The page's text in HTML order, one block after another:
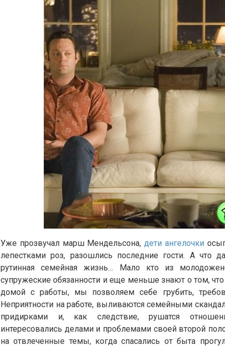
Уже прозвучал марш Мендельсона,дети ангелочки
лепестками роз, разошлись последние гости. А что
рутинная семейная жизнь… Мало кто из
супружеские обязанности и еще меньше знают о том,
домой с работы, мы позволяем себе грубить,
Неприятности на работе, выливаются семейными
придирками и, как следствие, рушатся
интересовались делами и проблемами своей второй
на отвлеченные темы, когда спасались от быта